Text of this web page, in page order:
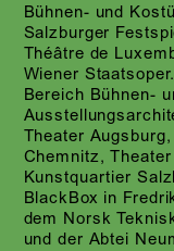
Bühnen- und
Salzburger
Théâtre de
Wiener
Bereich Bühnen-
Theater
Chemnitz,
Kunstquartier
BlackBox in
dem Norsk
und der Abtei